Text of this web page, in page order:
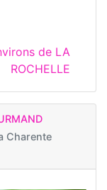
de LA
ROCHELLE
Charente